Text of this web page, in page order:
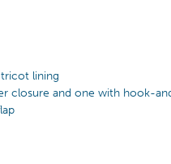
lining
closure and one with hook-